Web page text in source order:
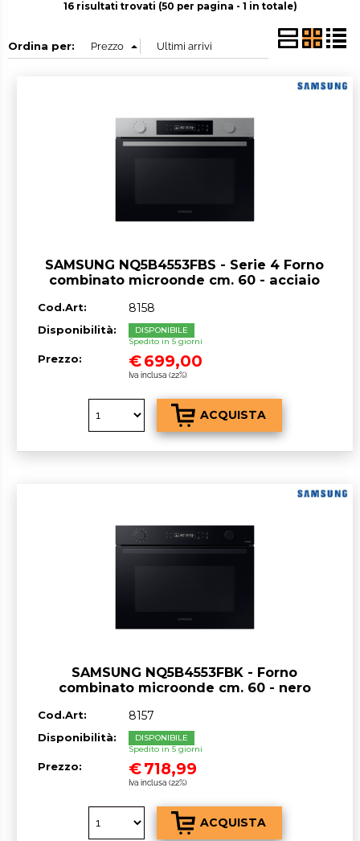
16 risultati trovati (50 per pagina - 1 in totale)
Ordina per:
SAMSUNG NQ5B4553FBS - Serie 4 Forno
combinato microonde cm. 60 - acciaio
Cod.Art: 8158
Disponibilità:
DISPONIBILE
Spedito in 5 giorni
Prezzo: €699,00
Iva inclusa (22%)
SAMSUNG NQ5B4553FBK - Forno
combinato microonde cm. 60 - nero
Cod.Art: 8157
Disponibilità:
DISPONIBILE
Spedito in 5 giorni
Prezzo: €718,99
Iva inclusa (22%)